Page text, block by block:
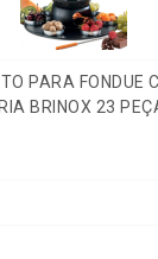
PARA FONDUE
BRINOX 23